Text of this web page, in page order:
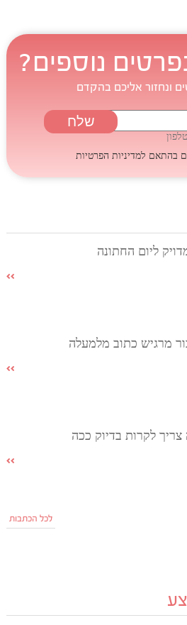
נוספים?
ונחזור אליכם בהקדם
בהתאם למדיניות הפרטיות
ליום החתונה
מרגיש כתוב מלמעלה
צריך לקרות בדיוק ככה
לכל הכתבות